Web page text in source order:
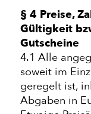
§ 4 Preise,
Gültigkeit
Gutscheine
4.1 Alle
soweit im
geregelt ist,
Abgaben in